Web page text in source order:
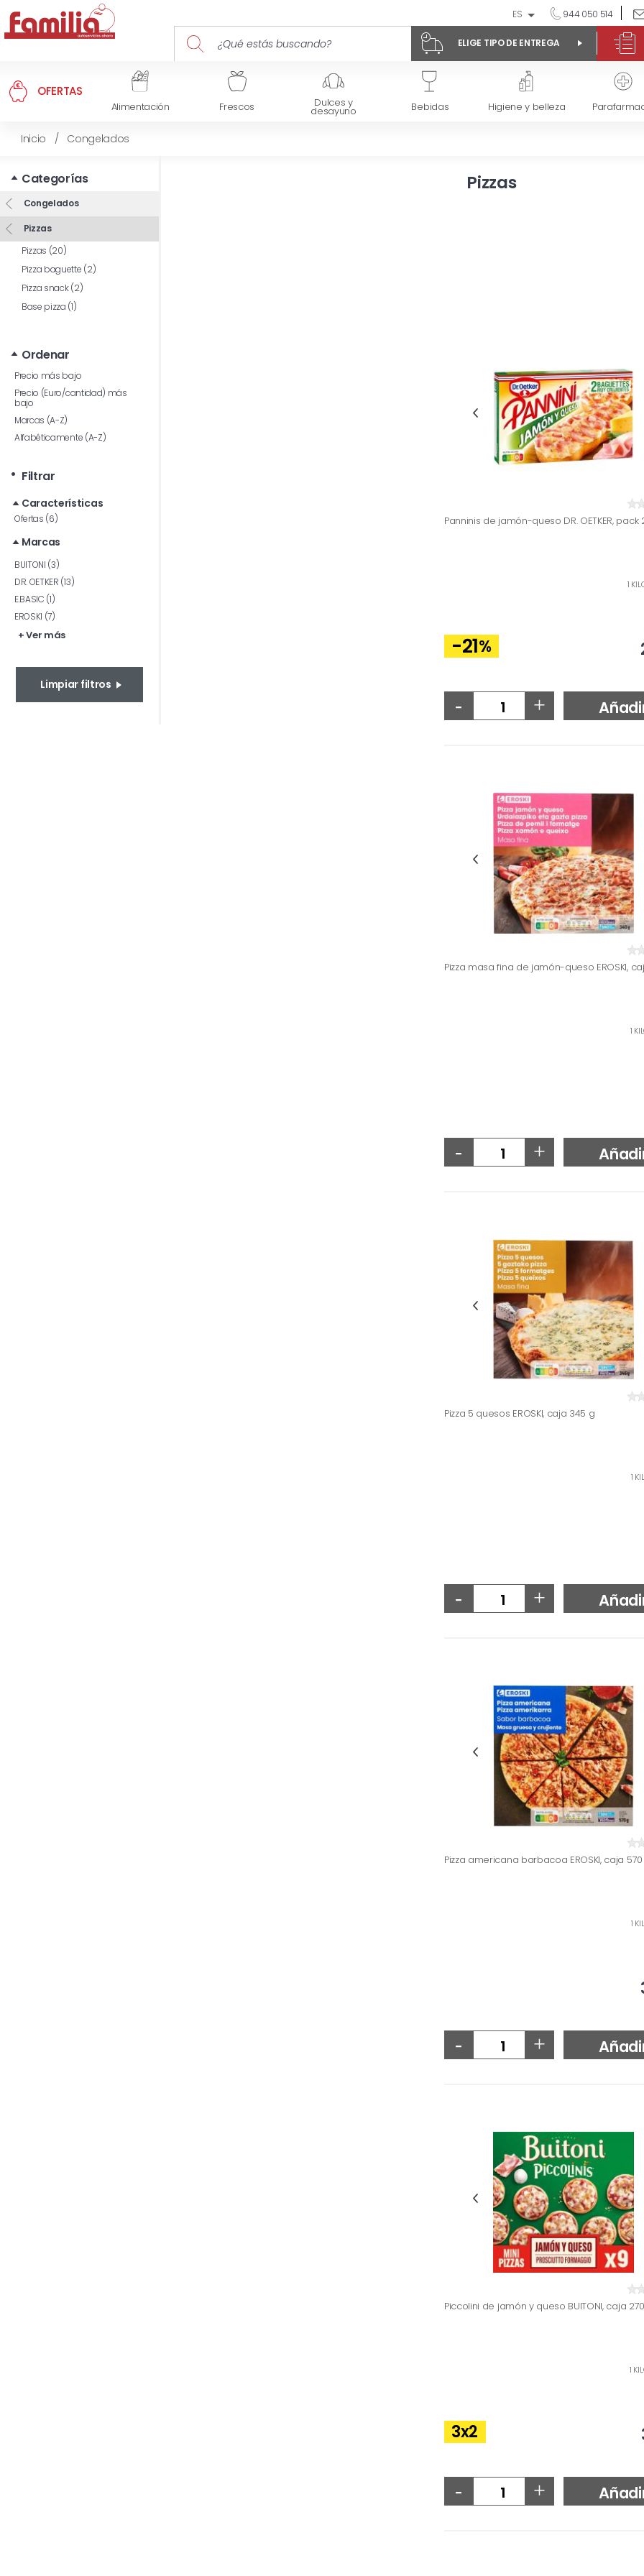
ES 944 050 514
ELIGE TIPO DE ENTREGA
OFERTAS
Alimentación Frescos Dulces y
desayuno Bebidas Higiene y belleza
Inicio / Congelados
Categorías
Congelados
Pizzas
Pizzas (20)
Pizza baguette (2)
Pizza snack (2)
Base pizza (1)
Ordenar
Precio más bajo
Precio (Euro/cantidad) más
bajo
Marcas (A-Z)
Alfabéticamente (A-Z)
Filtrar
Características
Ofertas (6)
Marcas
BUITONI (3)
DR. OETKER (13)
E.BASIC (1)
EROSKI (7)
+ Ver más
Limpiar filtros
Pizzas
Panninis de jamón-queso DR. OETKER, pack
1
-21%
- +
Pizza masa fina de jamón-queso EROSKI,
1
- +
Pizza 5 quesos EROSKI, caja 345 g
1
- +
Pizza americana barbacoa EROSKI, caja
1
- +
Piccolini de jamón y queso BUITONI, caja
1
3x2
- +